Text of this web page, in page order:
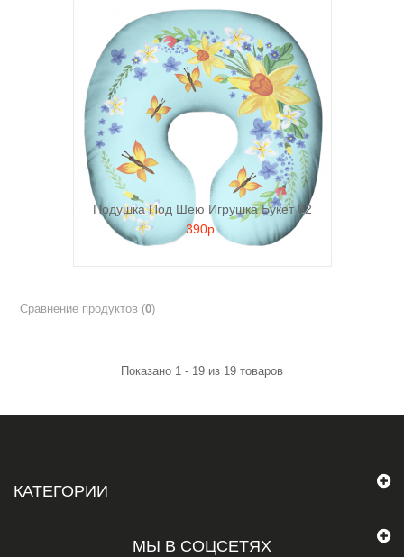
Подушка Под Шею Игрушка Букет 02
390р.
Сравнение продуктов (0)
Показано 1 - 19 из 19 товаров
КАТЕГОРИИ
МЫ В СОЦСЕТЯХ